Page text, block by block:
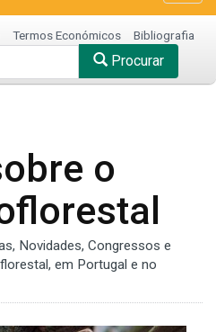
Termos Económicos Bibliografia
Procurar
o
Novidades, Congressos e
em Portugal e no